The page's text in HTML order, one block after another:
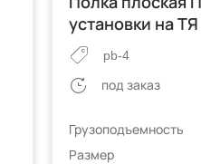
установки на
pb-4
под заказ
Грузоподъемность
Размер